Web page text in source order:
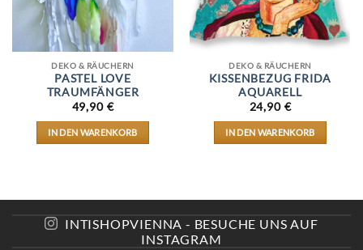
DEKO & RÄUCHERN
PASTEL LOVE
TRAUMFÄNGER
49,90 €
IN DEN WARENKORB
DEKO & RÄUCHERN
KISSENBEZUG FRIDA
AQUARELL
24,90 €
IN DEN WARENKORB
INTISHOPVIENNA - BESUCHE UNS AUF
INSTAGRAM